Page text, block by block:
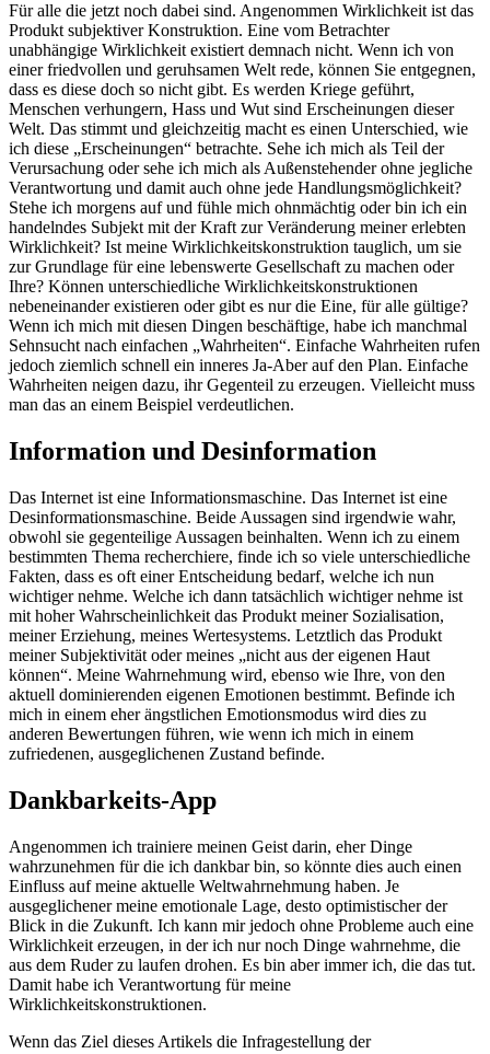
Für alle die jetzt noch dabei sind. Angenommen Wirklichkeit ist das
Produkt subjektiver Konstruktion. Eine vom Betrachter
unabhängige Wirklichkeit existiert demnach nicht. Wenn ich von
einer friedvollen und geruhsamen Welt rede, können Sie entgegnen,
dass es diese doch so nicht gibt. Es werden Kriege geführt,
Menschen verhungern, Hass und Wut sind Erscheinungen dieser
Welt. Das stimmt und gleichzeitig macht es einen Unterschied, wie
ich diese „Erscheinungen“ betrachte. Sehe ich mich als Teil der
Verursachung oder sehe ich mich als Außenstehender ohne jegliche
Verantwortung und damit auch ohne jede Handlungsmöglichkeit?
Stehe ich morgens auf und fühle mich ohnmächtig oder bin ich ein
handelndes Subjekt mit der Kraft zur Veränderung meiner erlebten
Wirklichkeit? Ist meine Wirklichkeitskonstruktion tauglich, um sie
zur Grundlage für eine lebenswerte Gesellschaft zu machen oder
Ihre? Können unterschiedliche Wirklichkeitskonstruktionen
nebeneinander existieren oder gibt es nur die Eine, für alle gültige?
Wenn ich mich mit diesen Dingen beschäftige, habe ich manchmal
Sehnsucht nach einfachen „Wahrheiten“. Einfache Wahrheiten rufen
jedoch ziemlich schnell ein inneres Ja-Aber auf den Plan. Einfache
Wahrheiten neigen dazu, ihr Gegenteil zu erzeugen. Vielleicht muss
man das an einem Beispiel verdeutlichen.
Information und Desinformation
Das Internet ist eine Informationsmaschine. Das Internet ist eine
Desinformationsmaschine. Beide Aussagen sind irgendwie wahr,
obwohl sie gegenteilige Aussagen beinhalten. Wenn ich zu einem
bestimmten Thema recherchiere, finde ich so viele unterschiedliche
Fakten, dass es oft einer Entscheidung bedarf, welche ich nun
wichtiger nehme. Welche ich dann tatsächlich wichtiger nehme ist
mit hoher Wahrscheinlichkeit das Produkt meiner Sozialisation,
meiner Erziehung, meines Wertesystems. Letztlich das Produkt
meiner Subjektivität oder meines „nicht aus der eigenen Haut
können“. Meine Wahrnehmung wird, ebenso wie Ihre, von den
aktuell dominierenden eigenen Emotionen bestimmt. Befinde ich
mich in einem eher ängstlichen Emotionsmodus wird dies zu
anderen Bewertungen führen, wie wenn ich mich in einem
zufriedenen, ausgeglichenen Zustand befinde.
Dankbarkeits-App
Angenommen ich trainiere meinen Geist darin, eher Dinge
wahrzunehmen für die ich dankbar bin, so könnte dies auch einen
Einfluss auf meine aktuelle Weltwahrnehmung haben. Je
ausgeglichener meine emotionale Lage, desto optimistischer der
Blick in die Zukunft. Ich kann mir jedoch ohne Probleme auch eine
Wirklichkeit erzeugen, in der ich nur noch Dinge wahrnehme, die
aus dem Ruder zu laufen drohen. Es bin aber immer ich, die das tut.
Damit habe ich Verantwortung für meine
Wirklichkeitskonstruktionen.
Wenn das Ziel dieses Artikels die Infragestellung der